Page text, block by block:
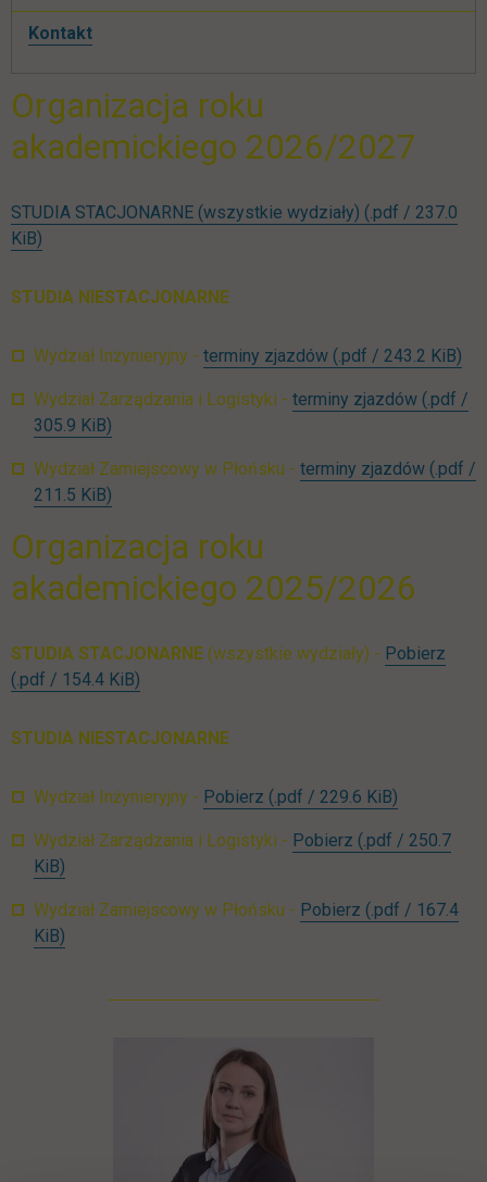
Kontakt
Organizacja roku
akademickiego 2026/2027
STUDIA STACJONARNE (wszystkie wydziały) (.pdf / 237.0
KiB)
STUDIA NIESTACJONARNE
Wydział Inżynieryjny - terminy zjazdów (.pdf / 243.2 KiB)
Wydział Zarządzania i Logistyki - terminy zjazdów (.pdf /
305.9 KiB)
Wydział Zamiejscowy w Płońsku - terminy zjazdów (.pdf /
211.5 KiB)
Organizacja roku
akademickiego 2025/2026
STUDIA STACJONARNE (wszystkie wydziały) - Pobierz
(.pdf / 154.4 KiB)
STUDIA NIESTACJONARNE
Wydział Inżynieryjny - Pobierz (.pdf / 229.6 KiB)
Wydział Zarządzania i Logistyki - Pobierz (.pdf / 250.7
KiB)
Wydział Zamiejscowy w Płońsku - Pobierz (.pdf / 167.4
KiB)